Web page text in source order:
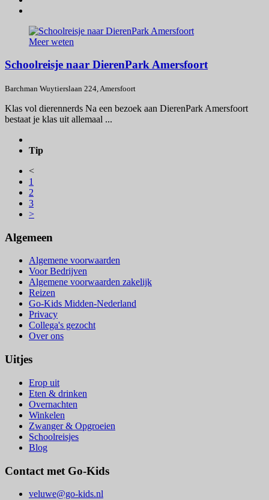
Meer weten
Schoolreisje naar DierenPark Amersfoort
Barchman Wuytierslaan 224, Amersfoort
Klas vol dierennerds Na een bezoek aan DierenPark Amersfoort
bestaat je klas uit allemaal ...
Tip
<
1
2
3
>
Algemeen
Algemene voorwaarden
Voor Bedrijven
Algemene voorwaarden zakelijk
Reizen
Go-Kids Midden-Nederland
Privacy
Collega's gezocht
Over ons
Uitjes
Erop uit
Eten & drinken
Overnachten
Winkelen
Zwanger & Opgroeien
Schoolreisjes
Blog
Contact met Go-Kids
veluwe@go-kids.nl